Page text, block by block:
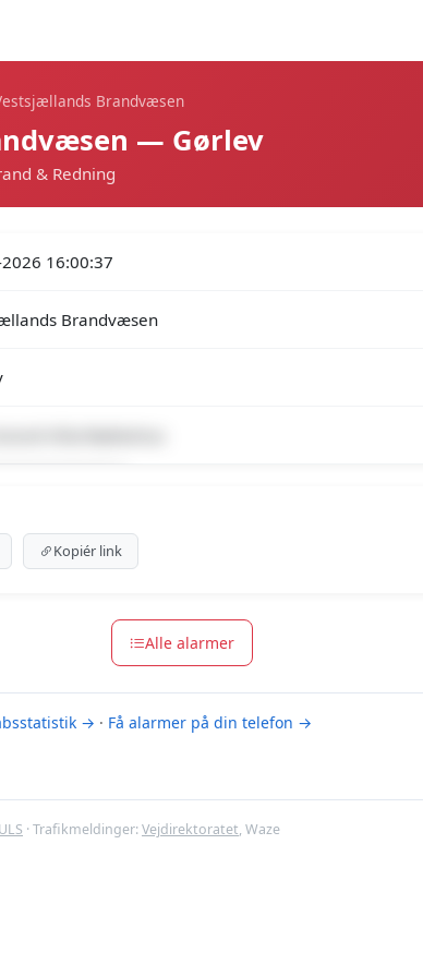
Brandvæsen
— Gørlev
& Redning
16:00:37
Brandvæsen
meldingen.
Kopiér link
Alle alarmer
→ · Få alarmer på din telefon →
· Trafikmeldinger:Vejdirektoratet, Waze